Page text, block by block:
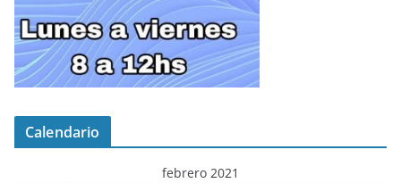
Calendario
febrero 2021